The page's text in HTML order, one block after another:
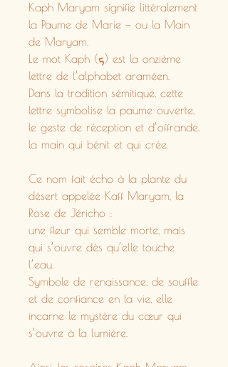
Kaph Maryam signifie littéralement
la Paume de Marie — ou la Main
de Maryam.
Le mot Kaph (ܟ) est la onzième
lettre de l’alphabet araméen.
Dans la tradition sémitique, cette
lettre symbolise la paume ouverte,
le geste de réception et d’offrande,
la main qui bénit et qui crée.
Ce nom fait écho à la plante du
désert appelée Kaff Maryam, la
Rose de Jéricho :
une fleur qui semble morte, mais
qui s’ouvre dès qu’elle touche
l’eau.
Symbole de renaissance, de souffle
et de confiance en la vie, elle
incarne le mystère du cœur qui
s’ouvre à la lumière.